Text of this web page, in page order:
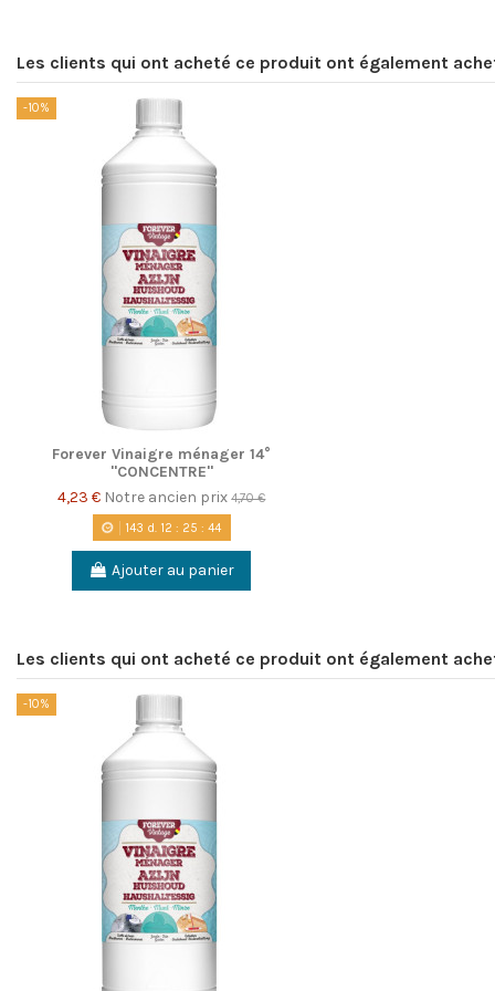
Les clients qui ont acheté ce produit ont également
-10%
Forever Vinaigre ménager 14°
"CONCENTRE"
4,23 € Notre ancien prix4,70 €
143 d. 12 : 25 : 43
Ajouter au panier
Les clients qui ont acheté ce produit ont également
-10%